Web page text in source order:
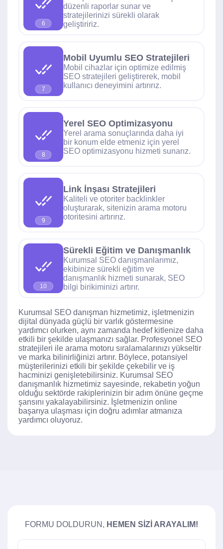
6
düzenli raporlar sunar ve
stratejilerinizi sürekli olarak
geliştiririz.
7
Mobil Uyumlu SEO Stratejileri
Mobil cihazlar için optimize edilmiş
SEO stratejileri geliştirerek, mobil
kullanıcı deneyimini artırırız.
8
Yerel SEO Optimizasyonu
Yerel arama sonuçlarında daha iyi
bir konum elde etmeniz için yerel
SEO optimizasyonu hizmeti sunarız.
9
Link İnşası Stratejileri
Kaliteli ve otoriter backlinkler
oluşturarak, sitenizin arama motoru
otoritesini artırırız.
10
Sürekli Eğitim ve Danışmanlık
Kurumsal SEO danışmanlarımız,
ekibinize sürekli eğitim ve
danışmanlık hizmeti sunarak, SEO
bilgi birikiminizi artırır.
Kurumsal SEO danışman hizmetimiz, işletmenizin
dijital dünyada güçlü bir varlık göstermesine
yardımcı olurken, aynı zamanda hedef kitlenize daha
etkili bir şekilde ulaşmanızı sağlar. Profesyonel SEO
stratejileri ile arama motoru sıralamalarınızı yükseltir
ve marka bilinirliğinizi artırır. Böylece, potansiyel
müşterilerinizi etkili bir şekilde çekebilir ve iş
hacminizi genişletebilirsiniz. Kurumsal SEO
danışmanlık hizmetimiz sayesinde, rekabetin yoğun
olduğu sektörde rakiplerinizin bir adım önüne geçme
şansını yakalayabilirsiniz. İşletmenizin online
başarıya ulaşması için doğru adımlar atmanıza
yardımcı oluyoruz.
FORMU DOLDURUN, HEMEN SIZI ARAYALIM!